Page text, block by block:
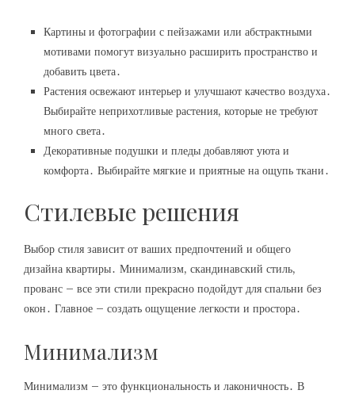
Картины и фотографии с пейзажами или абстрактными
мотивами помогут визуально расширить пространство и
добавить цвета․
Растения освежают интерьер и улучшают качество воздуха․
Выбирайте неприхотливые растения, которые не требуют
много света․
Декоративные подушки и пледы добавляют уюта и
комфорта․ Выбирайте мягкие и приятные на ощупь ткани․
Стилевые решения
Выбор стиля зависит от ваших предпочтений и общего
дизайна квартиры․ Минимализм, скандинавский стиль,
прованс – все эти стили прекрасно подойдут для спальни без
окон․ Главное – создать ощущение легкости и простора․
Минимализм
Минимализм – это функциональность и лаконичность․ В